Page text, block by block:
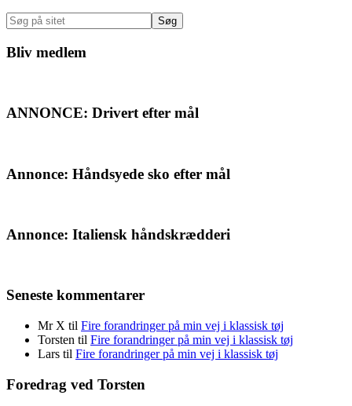
Sidebar
Søg
på
sitet
Bliv medlem
ANNONCE: Drivert efter mål
Annonce: Håndsyede sko efter mål
Annonce: Italiensk håndskrædderi
Seneste kommentarer
Mr X til Fire forandringer på min vej i klassisk tøj
Torsten til Fire forandringer på min vej i klassisk tøj
Lars til Fire forandringer på min vej i klassisk tøj
Foredrag ved Torsten